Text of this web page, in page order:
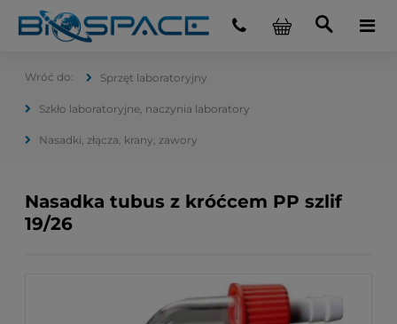
Sprzęt laboratoryjny
Szkło laboratoryjne, naczynia laboratory
Nasadki, złącza, krany, zawory
Nasadka tubus z króćcem PP szlif
19/26